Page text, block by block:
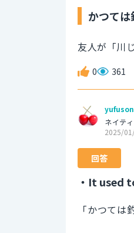
かつて
友人が「川
0 361
ネイテ
2025/
回答
・It used
「かつて